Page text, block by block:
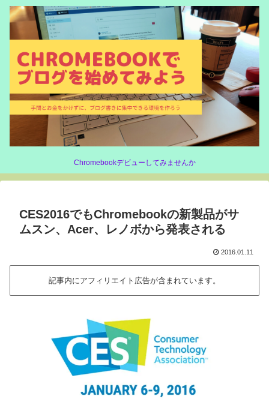
Chromebookデビューしてみませんか
CES2016でもChromebookの新製品がサ
ムスン、Acer、レノボから発表される
2016.01.11
記事内にアフィリエイト広告が含まれています。